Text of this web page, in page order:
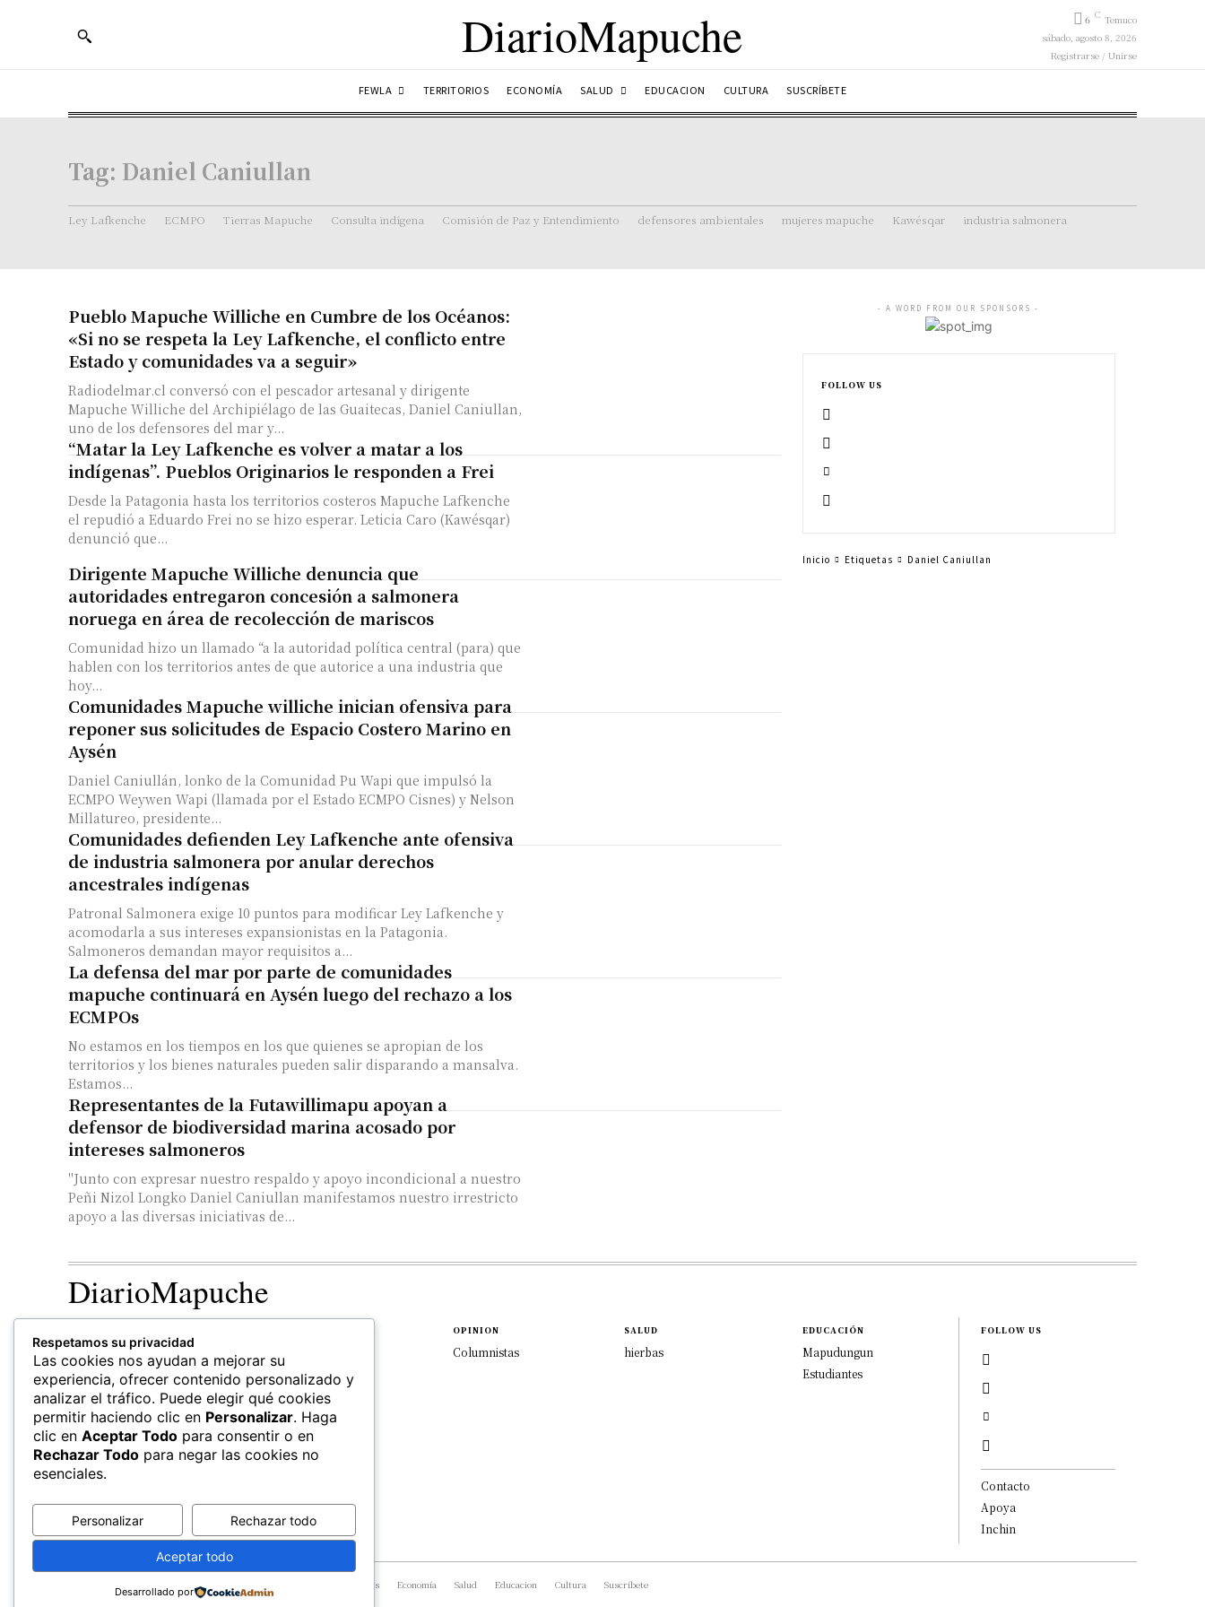
DiarioMapuche 6 C Temuco
sábado, agosto 8, 2026
Registrarse / Unirse
FEWLA TERRITORIOS ECONOMÍA SALUD EDUCACION CULTURA SUSCRÍBETE
Tag: Daniel Caniullan
Ley Lafkenche ECMPO Tierras Mapuche Consulta indígena Comisión de Paz y Entendimiento defensores ambientales mujeres mapuche Kawésqar industria salmonera
Pueblo Mapuche Williche en Cumbre de los Océanos:
«Si no se respeta la Ley Lafkenche, el conflicto entre
Estado y comunidades va a seguir»
Radiodelmar.cl conversó con el pescador artesanal y dirigente
Mapuche Williche del Archipiélago de las Guaitecas, Daniel Caniullan,
uno de los defensores del mar y...
“Matar la Ley Lafkenche es volver a matar a los
indígenas”. Pueblos Originarios le responden a Frei
Desde la Patagonia hasta los territorios costeros Mapuche Lafkenche
el repudió a Eduardo Frei no se hizo esperar. Leticia Caro (Kawésqar)
denunció que...
Dirigente Mapuche Williche denuncia que
autoridades entregaron concesión a salmonera
noruega en área de recolección de mariscos
Comunidad hizo un llamado “a la autoridad política central (para) que
hablen con los territorios antes de que autorice a una industria que
hoy...
Comunidades Mapuche williche inician ofensiva para
reponer sus solicitudes de Espacio Costero Marino en
Aysén
Daniel Caniullán, lonko de la Comunidad Pu Wapi que impulsó la
ECMPO Weywen Wapi (llamada por el Estado ECMPO Cisnes) y Nelson
Millatureo, presidente...
Comunidades defienden Ley Lafkenche ante ofensiva
de industria salmonera por anular derechos
ancestrales indígenas
Patronal Salmonera exige 10 puntos para modificar Ley Lafkenche y
acomodarla a sus intereses expansionistas en la Patagonia.
Salmoneros demandan mayor requisitos a...
La defensa del mar por parte de comunidades
mapuche continuará en Aysén luego del rechazo a los
ECMPOs
No estamos en los tiempos en los que quienes se apropian de los
territorios y los bienes naturales pueden salir disparando a mansalva.
Estamos...
Representantes de la Futawillimapu apoyan a
defensor de biodiversidad marina acosado por
intereses salmoneros
"Junto con expresar nuestro respaldo y apoyo incondicional a nuestro
Peñi Nizol Longko Daniel Caniullan manifestamos nuestro irrestricto
apoyo a las diversas iniciativas de...
- A WORD FROM OUR SPONSORS -
FOLLOW US
Inicio Etiquetas Daniel Caniullan
DiarioMapuche
OPINION
Columnistas
SALUD
hierbas
EDUCACIÓN
Mapudungun
Estudiantes
FOLLOW US
Contacto
Apoya
Inchin
© All Rights Reserved, Newspaper Theme. Territorios Economía Salud Educacion Cultura Suscríbete
Respetamos su privacidad
Las cookies nos ayudan a mejorar su
experiencia, ofrecer contenido personalizado y
analizar el tráfico. Puede elegir qué cookies
permitir haciendo clic en Personalizar. Haga
clic en Aceptar Todo para consentir o en
Rechazar Todo para negar las cookies no
esenciales.
Personalizar Rechazar todo
Aceptar todo
Desarrollado por